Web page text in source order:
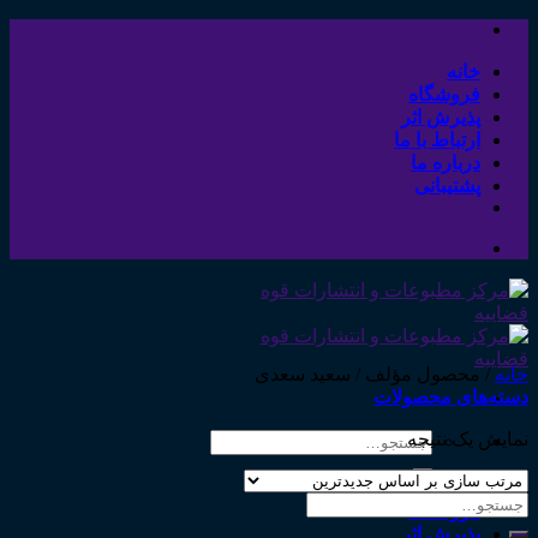
Skip
contentخانه
فروشگاه
پذیرش اثر
ارتباط با ما
درباره ما
پشتیبانی
جستجو
خانه
فروشگاه
پذیرش اثر
خانه /محصول مؤلف / سعید سعدی
دسته‌های محصولات
نمایش یک نتیجه
جستجو